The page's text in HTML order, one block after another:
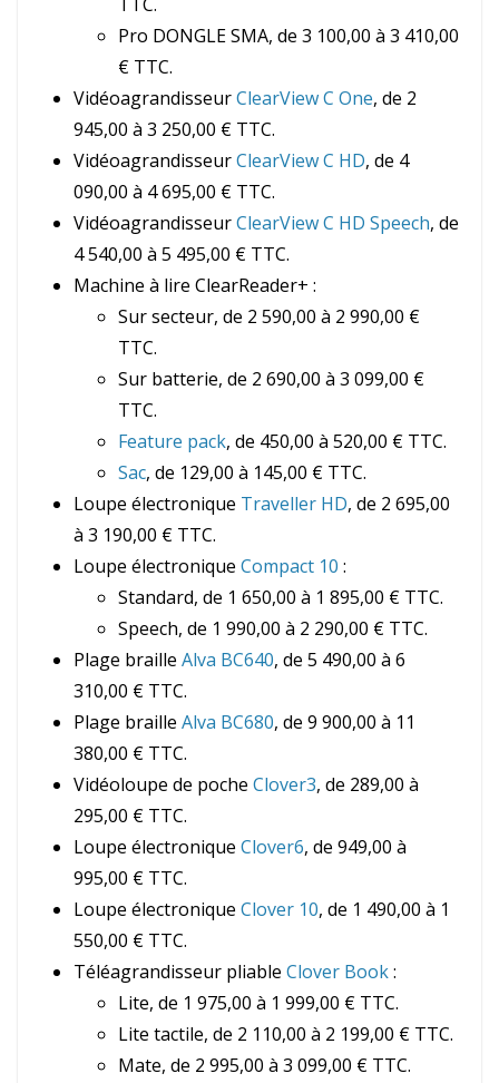
TTC.
Pro DONGLE SMA, de 3 100,00 à 3 410,00
€ TTC.
VidéoagrandisseurClearView C One, de 2
945,00 à 3 250,00 € TTC.
VidéoagrandisseurClearView C HD, de 4
090,00 à 4 695,00 € TTC.
VidéoagrandisseurClearView C HD Speech, de
4 540,00 à 5 495,00 € TTC.
Machine à lire ClearReader+ :
Sur secteur, de 2 590,00 à 2 990,00 €
TTC.
Sur batterie, de 2 690,00 à 3 099,00 €
TTC.
Feature pack, de 450,00 à 520,00 € TTC.
Sac, de 129,00 à 145,00 € TTC.
Loupe électronique Traveller HD, de 2 695,00
à 3 190,00 € TTC.
Loupe électronique Compact 10 :
Standard, de 1 650,00 à 1 895,00 € TTC.
Speech, de 1 990,00 à 2 290,00 € TTC.
Plage braille Alva BC640, de 5 490,00 à 6
310,00 € TTC.
Plage braille Alva BC680, de 9 900,00 à 11
380,00 € TTC.
Vidéoloupe de poche Clover3, de 289,00 à
295,00 € TTC.
Loupe électronique Clover6, de 949,00 à
995,00 € TTC.
Loupe électronique Clover 10, de 1 490,00 à 1
550,00 € TTC.
Téléagrandisseur pliable Clover Book:
Lite, de 1 975,00 à 1 999,00 € TTC.
Lite tactile, de 2 110,00 à 2 199,00 € TTC.
Mate, de 2 995,00 à 3 099,00 € TTC.